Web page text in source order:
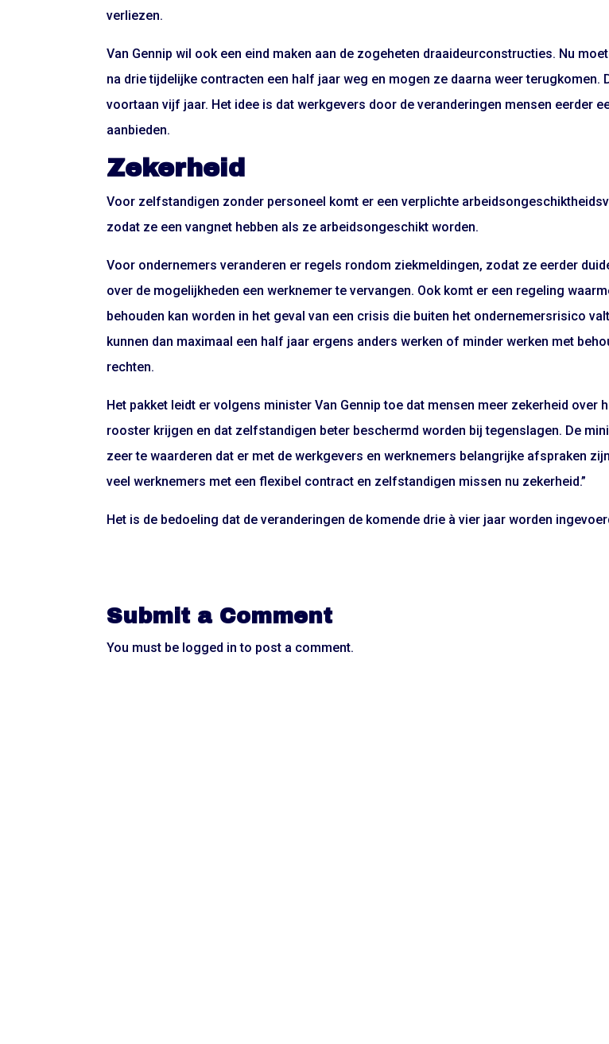
verliezen.
Van Gennip wil ook een eind maken aan de zogeheten draaideurconstructies. Nu
na drie tijdelijke contracten een half jaar weg en mogen ze daarna weer terugkomen.
voortaan vijf jaar. Het idee is dat werkgevers door de veranderingen mensen eerder
aanbieden.
Zekerheid
Voor zelfstandigen zonder personeel komt er een verplichte
zodat ze een vangnet hebben als ze arbeidsongeschikt worden.
Voor ondernemers veranderen er regels rondom ziekmeldingen, zodat ze eerder
over de mogelijkheden een werknemer te vervangen. Ook komt er een regeling
behouden kan worden in het geval van een crisis die buiten het ondernemersrisico
kunnen dan maximaal een half jaar ergens anders werken of minder werken met
rechten.
Het pakket leidt er volgens minister Van Gennip toe dat mensen meer zekerheid over
rooster krijgen en dat zelfstandigen beter beschermd worden bij tegenslagen. De
zeer te waarderen dat er met de werkgevers en werknemers belangrijke afspraken
veel werknemers met een flexibel contract en zelfstandigen missen nu zekerheid.”
Het is de bedoeling dat de veranderingen de komende drie à vier jaar worden
Submit a Comment
You must be logged in to post a comment.